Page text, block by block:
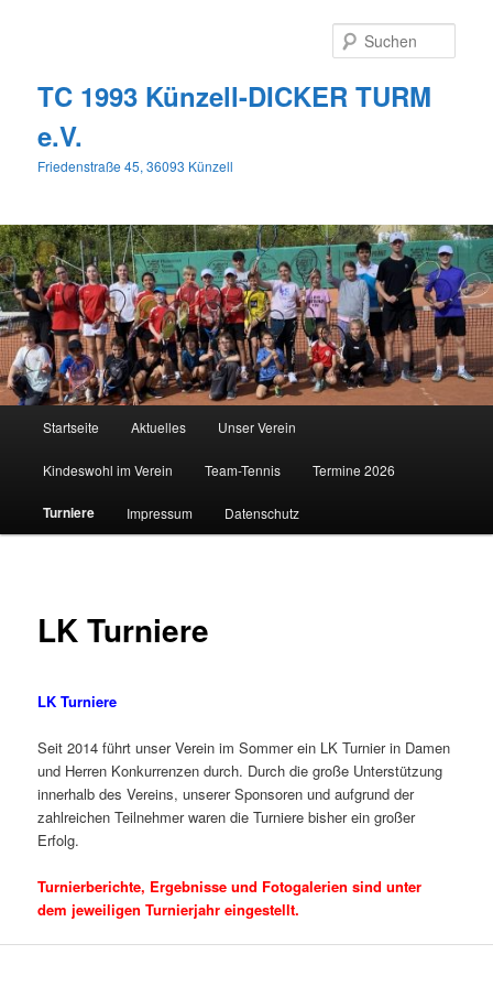
TC 1993 Künzell-DICKER TURM
e.V.
Friedenstraße 45, 36093 Künzell
Startseite Aktuelles Unser Verein
Kindeswohl im Verein Team-Tennis Termine 2026
Turniere Impressum Datenschutz
LK Turniere
LK Turniere
Seit 2014 führt unser Verein im Sommer ein LK Turnier in Damen
und Herren Konkurrenzen durch. Durch die große Unterstützung
innerhalb des Vereins, unserer Sponsoren und aufgrund der
zahlreichen Teilnehmer waren die Turniere bisher ein großer
Erfolg.
Turnierberichte, Ergebnisse und Fotogalerien sind unter
dem jeweiligen Turnierjahr eingestellt.